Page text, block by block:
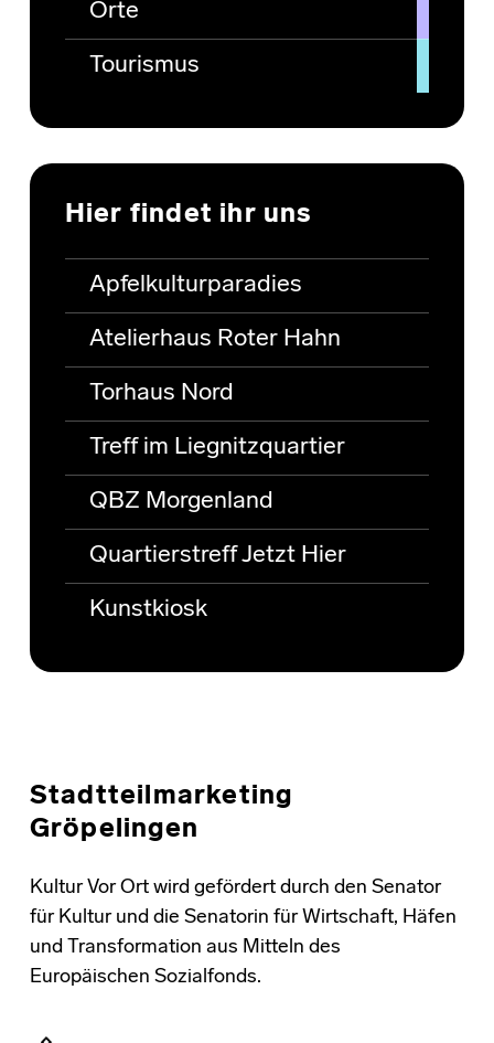
Orte
Tourismus
Hier findet ihr uns
Apfelkulturparadies
Atelierhaus Roter Hahn
Torhaus Nord
Treff im Liegnitzquartier
QBZ Morgenland
Quartierstreff Jetzt Hier
Kunstkiosk
Stadtteilmarketing
Gröpelingen
Kultur Vor Ort wird gefördert durch den Senator
für Kultur und die Senatorin für Wirtschaft, Häfen
und Transformation aus Mitteln des
Europäischen Sozialfonds.